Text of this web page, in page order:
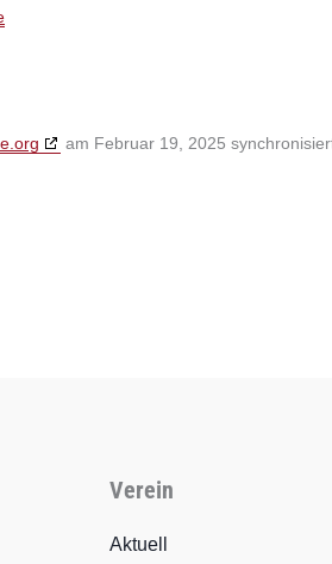
am Februar 19, 2025
Verein
Aktuell